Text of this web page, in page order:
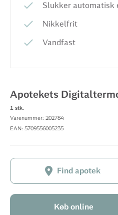
Slukker automatisk
Nikkelfrit
Vandfast
Apotekets
1 stk.
Varenummer: 202784
EAN: 5709556005235
Find apotek
Køb online